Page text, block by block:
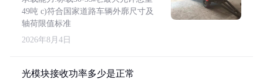
49吨 c)符合国家道路车辆外廓尺寸及
轴荷限值标准
2026年8月4日
光模块接收功率多少是正常